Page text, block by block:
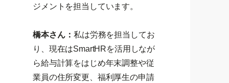
ジメントを担当しています。
橋本さん： 私は労務を担当してお
り、現在はSmartHRを活用しなが
ら給与計算をはじめ年末調整や従
業員の住所変更、福利厚生の申請